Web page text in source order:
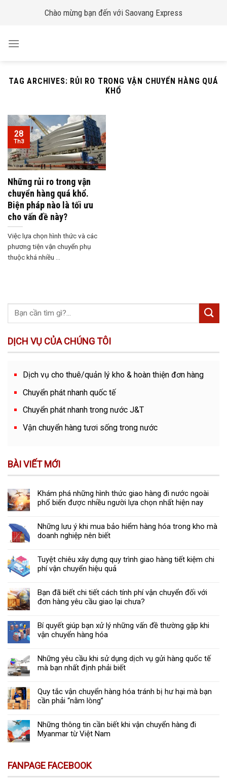
Chào mừng bạn đến với Saovang Express
TAG ARCHIVES: RỦI RO TRONG VẬN CHUYỂN HÀNG QUÁ
KHỔ
Những rủi ro trong vận
chuyển hàng quá khổ.
Biện pháp nào là tối ưu
cho vấn đề này?
Việc lựa chọn hình thức và các
phương tiện vận chuyển phụ
thuộc khá nhiều ...
28
Th3
DỊCH VỤ CỦA CHÚNG TÔI
Dịch vụ cho thuê/quản lý kho & hoàn thiện đơn hàng
Chuyển phát nhanh quốc tế
Chuyển phát nhanh trong nước J&T
Vận chuyển hàng tươi sống trong nước
BÀI VIẾT MỚI
Khám phá những hình thức giao hàng đi nước ngoài
phổ biến được nhiều người lựa chọn nhất hiện nay
Những lưu ý khi mua bảo hiểm hàng hóa trong kho mà
doanh nghiệp nên biết
Tuyệt chiêu xây dựng quy trình giao hàng tiết kiệm chi
phí vận chuyển hiệu quả
Bạn đã biết chi tiết cách tính phí vận chuyển đối với
đơn hàng yêu cầu giao lại chưa?
Bí quyết giúp bạn xử lý những vấn đề thường gặp khi
vận chuyển hàng hóa
Những yêu cầu khi sử dụng dịch vụ gửi hàng quốc tế
mà bạn nhất định phải biết
Quy tắc vận chuyển hàng hóa tránh bị hư hại mà bạn
cần phải “nằm lòng”
Những thông tin cần biết khi vận chuyển hàng đi
Myanmar từ Việt Nam
FANPAGE FACEBOOK